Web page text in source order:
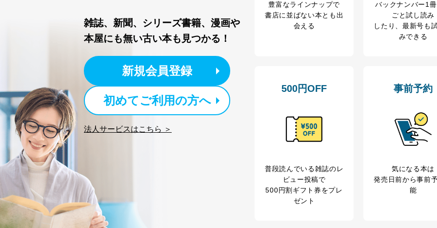
株式会社富士山マガジンサービス 個人情報問い合わせ係
TEL：0570-200-223
FAX：03-5459-7073
e-mail：cs@fujisan.co.jp
改訂：2025年2月20日
制定：2005年4月1日
株式会社富士山マガジンサービス
代表取締役会長 西野 伸一郎
個人情報の取扱いについて
１．個人情報保護管理者
当社は以下の個人情報保護管理者を設置し、個人情報保護管理者の責任のもと、個人情報を取得・
雑誌、新聞、シリーズ書籍、漫画や
本屋にも無い古い本も見つかる！
新規会員登録
初めてご利用の方へ
法人サービスはこちら ＞
豊富なラインナップで
書店に並ばない本とも出
会える
バックナンバー1
ごと試し読み
したり、最新号も
みできる
500円OFF
普段読んでいる雑誌のレ
ビュー投稿で
500円割ギフト券をプレ
ゼント
事前予約
気になる本は
発売日前から事前
能